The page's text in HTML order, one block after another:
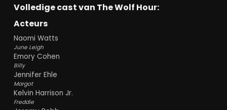
Volledige cast van The Wolf Hour:
Acteurs
Naomi Watts
June Leigh
Emory Cohen
Billy
Jennifer Ehle
Margot
Kelvin Harrison Jr.
Freddie